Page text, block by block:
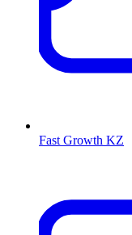
Fast Growth KZ